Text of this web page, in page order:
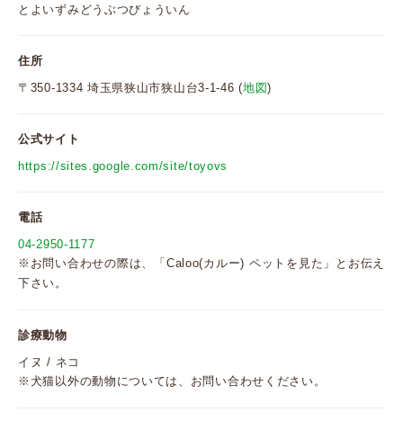
とよいずみどうぶつびょういん
住所
〒350-1334 埼玉県狭山市狭山台3-1-46 (地図)
公式サイト
https://sites.google.com/site/toyovs
電話
04-2950-1177
※お問い合わせの際は、「Caloo(カルー) ペットを見た」とお伝え
下さい。
診療動物
イヌ / ネコ
※犬猫以外の動物については、お問い合わせください。